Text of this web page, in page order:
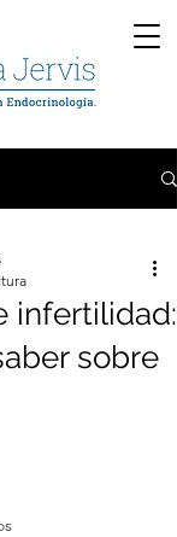
infertilidad:
sobre